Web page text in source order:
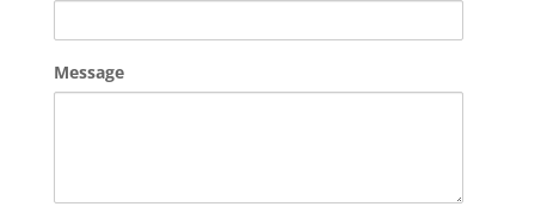
Message